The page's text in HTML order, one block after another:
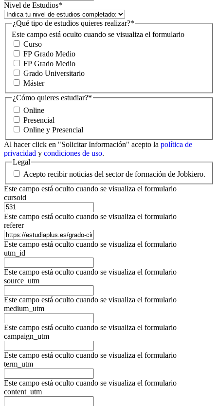
Nivel de Estudios*
Este campo está oculto cuando se visualiza el formulario
¿Qué tipo de estudios quieres realizar?*
Curso
FP Grado Medio
FP Grado Medio
Grado Universitario
Máster
¿Cómo quieres estudiar?*
Online
Presencial
Online y Presencial
Al hacer click en "Solicitar Información" acepto la política de
privacidad y condiciones de uso.
Legal
Acepto recibir noticias del sector de formación de Jobkiero.
Este campo está oculto cuando se visualiza el formulario
cursoid
Este campo está oculto cuando se visualiza el formulario
referer
Este campo está oculto cuando se visualiza el formulario
utm_id
Este campo está oculto cuando se visualiza el formulario
source_utm
Este campo está oculto cuando se visualiza el formulario
medium_utm
Este campo está oculto cuando se visualiza el formulario
campaign_utm
Este campo está oculto cuando se visualiza el formulario
term_utm
Este campo está oculto cuando se visualiza el formulario
content_utm